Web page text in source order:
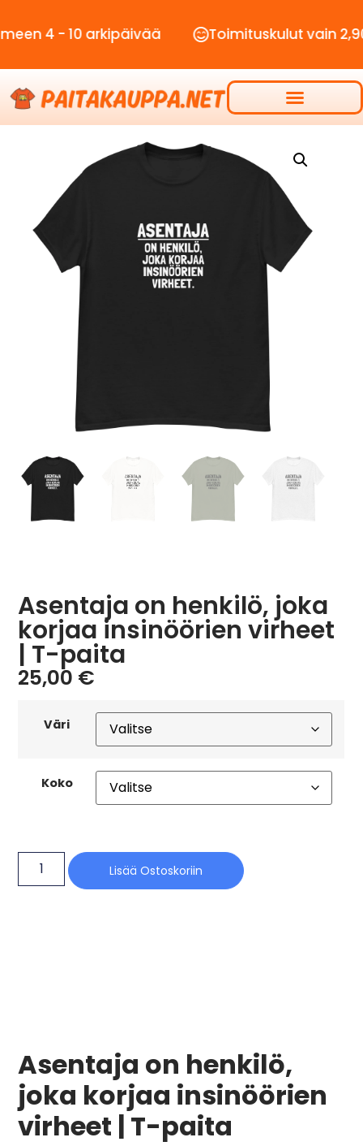
- 10 arkipäivää Toimituskulut vain 2,90€
Asentaja on henkilö, joka
korjaa insinöörien virheet
| T-paita
25,00 €
Väri
Koko
Lisää Ostoskoriin
Asentaja on henkilö,
joka korjaa insinöörien
virheet | T-paita